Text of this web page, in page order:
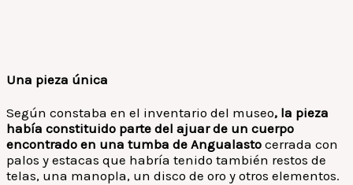
Una pieza única
Según constaba en el inventario del museo, la pieza
había constituido parte del ajuar de un cuerpo
encontrado en una tumba de Angualasto cerrada con
palos y estacas que habría tenido también restos de
telas, una manopla, un disco de oro y otros elementos.